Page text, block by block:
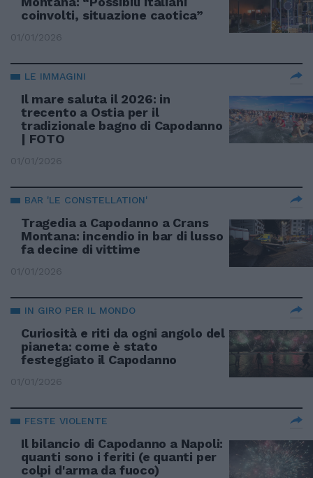
coinvolti, situazione caotica”
01/01/2026
LE IMMAGINI
Il mare saluta il 2026: in
trecento a Ostia per il
tradizionale bagno di Capodanno
| FOTO
01/01/2026
BAR 'LE CONSTELLATION'
Tragedia a Capodanno a Crans
Montana: incendio in bar di lusso
fa decine di vittime
01/01/2026
IN GIRO PER IL MONDO
Curiosità e riti da ogni angolo del
pianeta: come è stato
festeggiato il Capodanno
01/01/2026
FESTE VIOLENTE
Il bilancio di Capodanno a Napoli:
quanti sono i feriti (e quanti per
colpi d'arma da fuoco)